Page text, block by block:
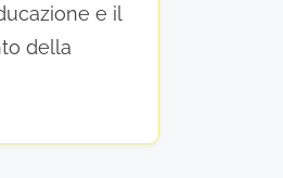
e il
della